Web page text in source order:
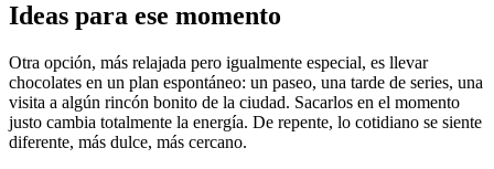
Ideas para ese momento
Otra opción, más relajada pero igualmente especial, es llevar
chocolates en un plan espontáneo: un paseo, una tarde de series, una
visita a algún rincón bonito de la ciudad. Sacarlos en el momento
justo cambia totalmente la energía. De repente, lo cotidiano se siente
diferente, más dulce, más cercano.